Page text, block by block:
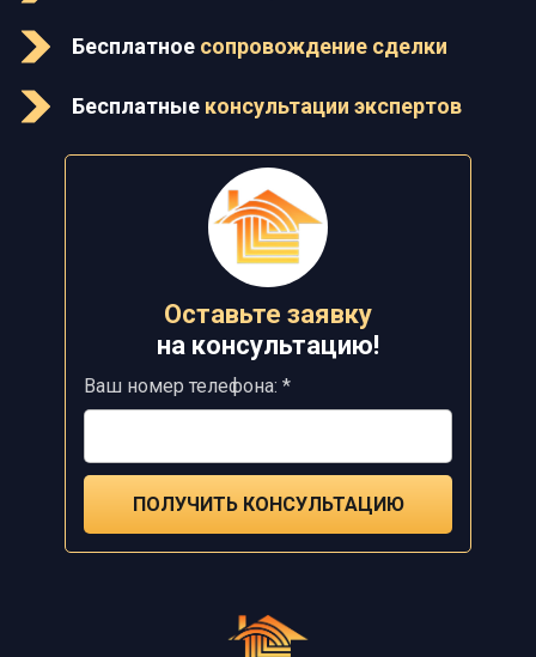
Бесплатное сопровождение сделки
Бесплатные консультации экспертов
Оставьте заявку
на консультацию!
Ваш номер телефона: *
ПОЛУЧИТЬ КОНСУЛЬТАЦИЮ